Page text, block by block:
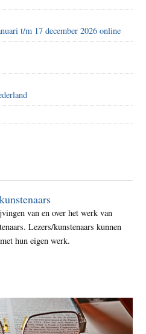
t/m 17 december 2026 online
van en over het werk van
Lezers/kunstenaars kunnen
hun eigen werk.